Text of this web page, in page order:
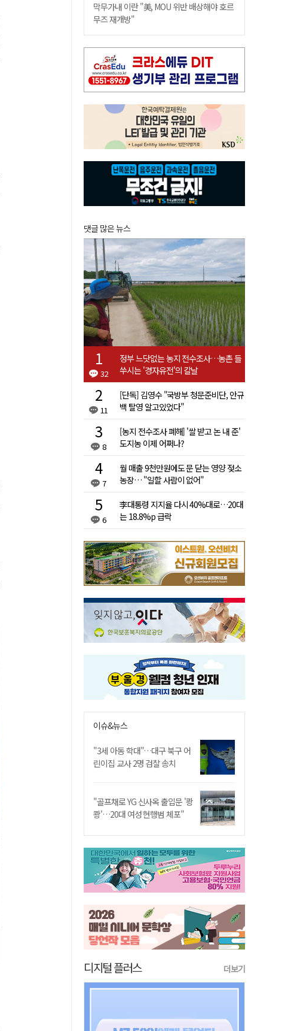
막무가내 이란 "美, MOU 위반 배상해야 호르
무즈 재개방"
댓글 많은 뉴스
32
정부 느닷없는 농지 전수조사…농촌 들
쑤시는 '경자유전'의 칼날
11
[단독] 김영수 "국방부 청문준비단, 안규
백 탈영 알고있었다"
8
[농지 전수조사 폐해] '쌀 받고 논 내 준'
도지농 이제 어쩌나?
7
월 매출 9천만원에도 문 닫는 영양 젖소
농장… "일할 사람이 없어"
6
李대통령 지지율 다시 40%대로…20대
는 18.8%p 급락
이슈&뉴스
"3세 아동 학대"…대구 북구 어
린이집 교사 2명 검찰 송치
"골프채로 YG 신사옥 출입문 '쾅
쾅'…20대 여성 현행범 체포"
디지털 플러스 더보기